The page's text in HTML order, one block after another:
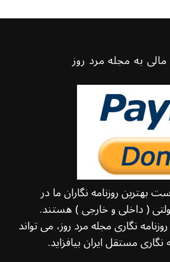
به مجله مرد روز
بهترین روزنامه نگاران ما در
( داخلی و خارجی ) هستند.
نگاری مجله مرد روز، می تواند
مستقل ایران بیافزاید.